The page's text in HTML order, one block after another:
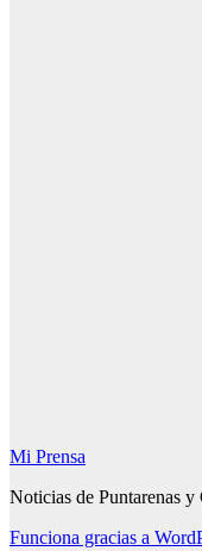
Mi Prensa
Noticias de Puntarenas y
Funciona gracias a